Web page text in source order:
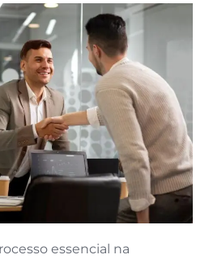
essencial na